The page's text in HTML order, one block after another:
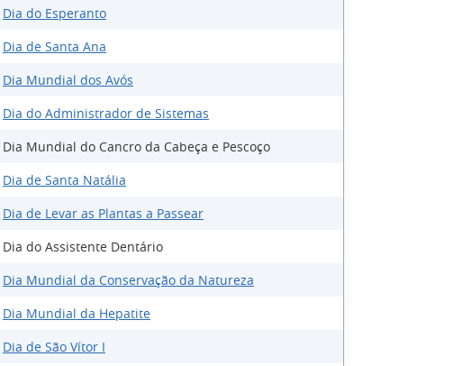
Dia do Esperanto
Dia de Santa Ana
Dia Mundial dos Avós
Dia do Administrador de Sistemas
Dia Mundial do Cancro da Cabeça e Pescoço
Dia de Santa Natália
Dia de Levar as Plantas a Passear
Dia do Assistente Dentário
Dia Mundial da Conservação da Natureza
Dia Mundial da Hepatite
Dia de São Vítor I